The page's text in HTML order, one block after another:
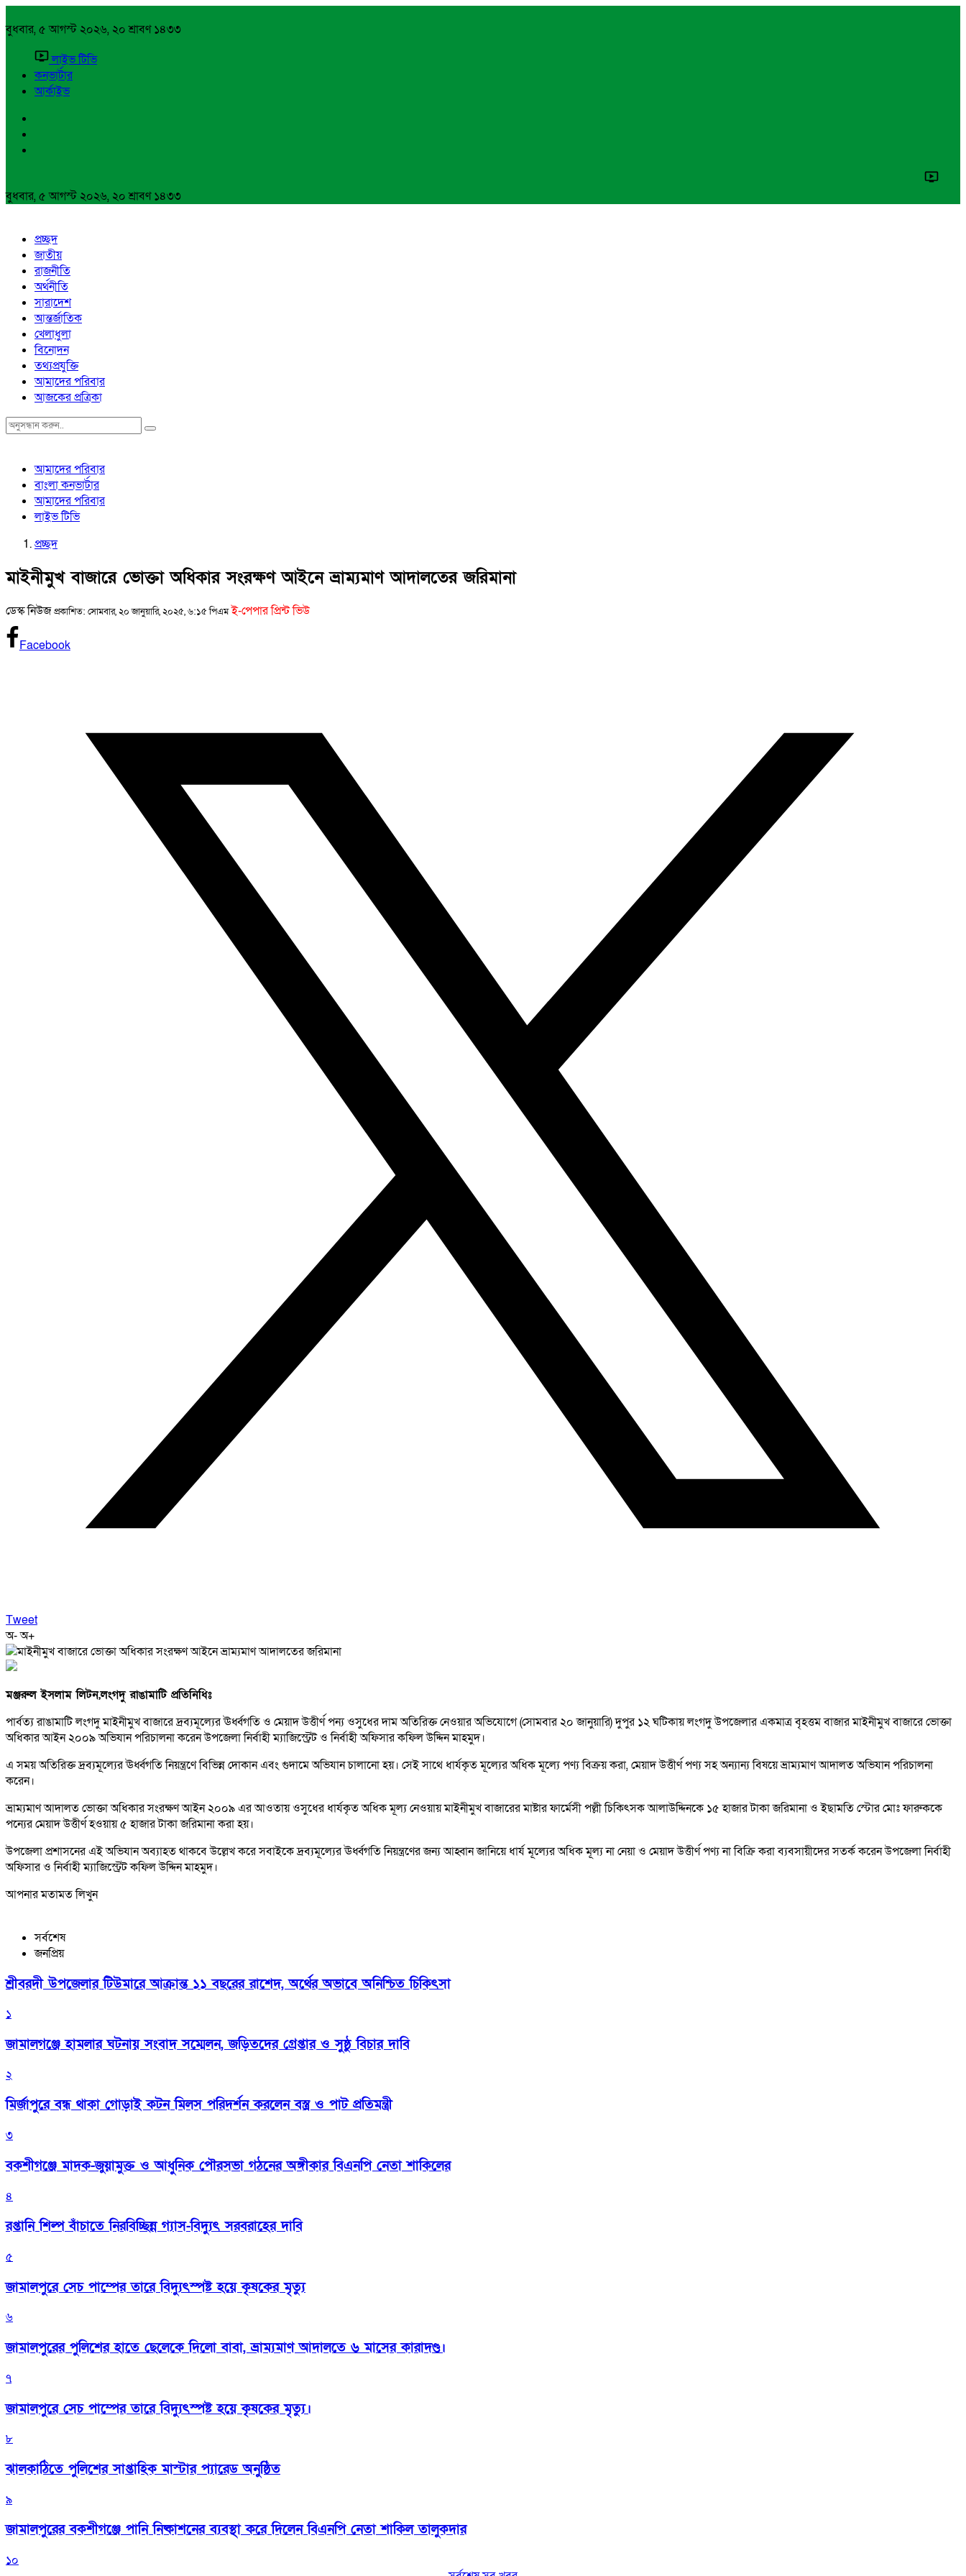
বুধবার, ৫ আগস্ট ২০২৬, ২০ শ্রাবণ ১৪৩৩
লাইভ টিভি
কনভার্টার
আর্কাইভ
বুধবার, ৫ আগস্ট ২০২৬, ২০ শ্রাবণ ১৪৩৩
প্রচ্ছদ
জাতীয়
রাজনীতি
অর্থনীতি
সারাদেশ
আন্তর্জাতিক
খেলাধুলা
বিনোদন
তথ্যপ্রযুক্তি
আমাদের পরিবার
আজকের প্রত্রিকা
আমাদের পরিবার
বাংলা কনভার্টার
আমাদের পরিবার
লাইভ টিভি
প্রচ্ছদ
মাইনীমুখ বাজারে ভোক্তা অধিকার সংরক্ষণ আইনে ভ্রাম্যমাণ আদালতের জরিমানা
ডেস্ক নিউজপ্রকাশিত: সোমবার, ২০ জানুয়ারি, ২০২৫, ৬:১৫ পিএম ই-পেপার প্রিন্ট ভিউ
Facebook
Tweet
অ-অ+
মঞ্জরুল ইসলাম লিটন,লংগদু রাঙামাটি প্রতিনিধিঃ
পার্বত্য রাঙামাটি লংগদু মাইনীমুখ বাজারে দ্রব্যমূল্যের ঊর্ধ্বগতি ও মেয়াদ উত্তীর্ণ পন্য ওসুধের দাম অতিরিক্ত নেওয়ার অভিযোগে (সোমবার ২০ জানুয়ারি) দুপুর ১২ ঘটিকায় লংগদু উপজেলার একমাত্র বৃহত্তম বাজার মাইনীমুখ বাজারে ভোক্তা
অধিকার আইন ২০০৯ অভিযান পরিচালনা করেন উপজেলা নির্বাহী ম্যাজিস্ট্রেট ও নির্বাহী অফিসার কফিল উদ্দিন মাহমুদ।
এ সময় অতিরিক্ত দ্রব্যমূল্যের ঊর্ধ্বগতি নিয়ন্ত্রণে বিভিন্ন দোকান এবং গুদামে অভিযান চালানো হয়। সেই সাথে ধার্যকৃত মূল্যের অধিক মূল্যে পণ্য বিক্রয় করা, মেয়াদ উত্তীর্ণ পণ্য সহ অন্যান্য বিষয়ে ভ্রাম্যমাণ আদালত অভিযান পরিচালনা
করেন।
ভ্রাম্যমাণ আদালত ভোক্তা অধিকার সংরক্ষণ আইন ২০০৯ এর আওতায় ওসুধের ধার্যকৃত অধিক মূল্য নেওয়ায় মাইনীমুখ বাজারের মাষ্টার ফার্মেসী পল্লী চিকিৎসক আলাউদ্দিনকে ১৫ হাজার টাকা জরিমানা ও ইছামতি স্টোর মোঃ ফারুককে
পন্যের মেয়াদ উত্তীর্ণ হওয়ায় ৫ হাজার টাকা জরিমানা করা হয়।
উপজেলা প্রশাসনের এই অভিযান অব্যাহত থাকবে উল্লেখ করে সবাইকে দ্রব্যমূল্যের ঊর্ধ্বগতি নিয়ন্ত্রণের জন্য আহ্বান জানিয়ে ধার্য মূল্যের অধিক মূল্য না নেয়া ও মেয়াদ উত্তীর্ণ পণ্য না বিক্রি করা ব্যবসায়ীদের সতর্ক করেন উপজেলা নির্বাহী
অফিসার ও নির্বাহী ম্যাজিস্ট্রেট কফিল উদ্দিন মাহমুদ।
আপনার মতামত লিখুন
সর্বশেষ
জনপ্রিয়
শ্রীবরদী উপজেলার টিউমারে আক্রান্ত ১১ বছরের রাশেদ, অর্থের অভাবে অনিশ্চিত চিকিৎসা
১
জামালগঞ্জে হামলার ঘটনায় সংবাদ সম্মেলন, জড়িতদের গ্রেপ্তার ও সুষ্ঠু বিচার দাবি
২
মির্জাপুরে বন্ধ থাকা গোড়াই কটন মিলস পরিদর্শন করলেন বস্ত্র ও পাট প্রতিমন্ত্রী
৩
বকশীগঞ্জে মাদক-জুয়ামুক্ত ও আধুনিক পৌরসভা গঠনের অঙ্গীকার বিএনপি নেতা শাকিলের
৪
রপ্তানি শিল্প বাঁচাতে নিরবিচ্ছিন্ন গ্যাস-বিদ্যুৎ সরবরাহের দাবি
৫
জামালপুরে সেচ পাম্পের তারে বিদ্যুৎস্পষ্ট হয়ে কৃষকের মৃত্যু
৬
জামালপুরের পুলিশের হাতে ছেলেকে দিলো বাবা, ভ্রাম্যমাণ আদালতে ৬ মাসের কারাদণ্ড।
৭
জামালপুরে সেচ পাম্পের তারে বিদ্যুৎস্পষ্ট হয়ে কৃষকের মৃত্যু।
৮
‎ঝালকাঠিতে পুলিশের সাপ্তাহিক মাস্টার প্যারেড অনুষ্ঠিত
৯
জামালপুরের বকশীগঞ্জে পানি নিষ্কাশনের ব্যবস্থা করে দিলেন বিএনপি নেতা শাকিল তালুকদার
১০